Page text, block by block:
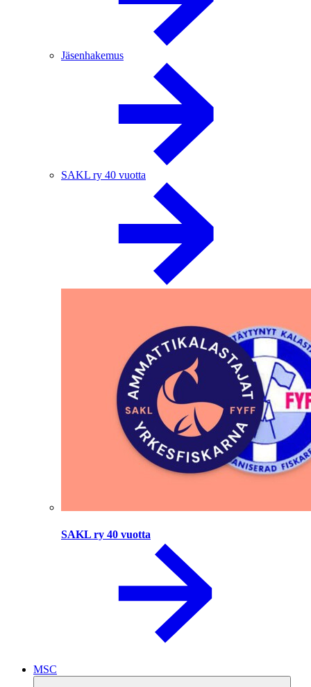
Jäsenhakemus
SAKL ry 40 vuotta
SAKL ry 40 vuotta
MSC